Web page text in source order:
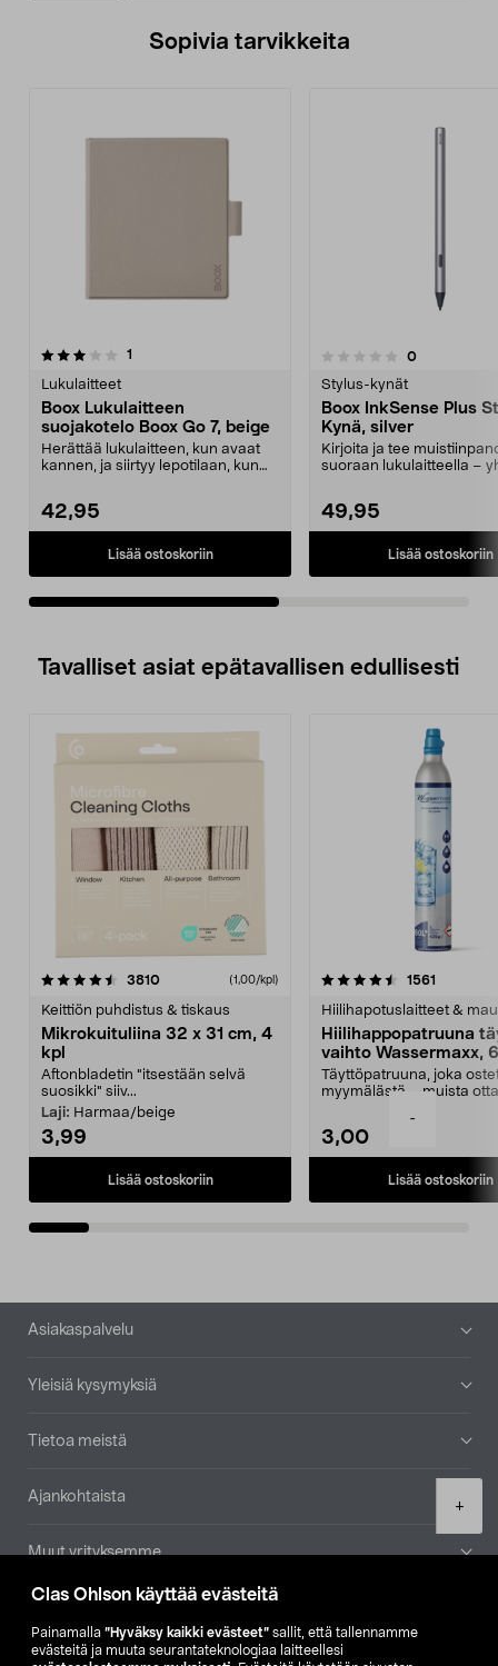
Clas Ohlson käyttää evästeitä
Painamalla ”Hyväksy kaikki evästeet” sallit, että tallennamme
evästeitä ja muuta seurantateknologiaa laitteellesi
-
+
Sopivia tarvikkeita
1
Lukulaitteet
Boox Lukulaitteen
suojakotelo Boox Go 7, beige
Herättää lukulaitteen, kun avaat
kannen, ja siirtyy lepotilaan, kun
42,95
Lisää ostoskoriin
0.0 viidestä
0arvostelut
Stylus-kynät
Boox InkSense Plus
Kynä, silver
Kirjoita ja tee
suoraan lukulaitteella –
49,95
Lisää ostoskoriin
0.0 viidestä
Tavalliset asiat epätavallisen edullisesti
3810arvostelut (1,00/kpl)
Keittiön puhdistus & tiskaus
Mikrokuituliina 32 x 31 cm, 4
kpl
Aftonbladetin "itsestään selvä
suosikki" siiv...
Laji: Harmaa/beige
3,99
Lisää ostoskoriin
4.5viidestä
1561
Hiilihapotuslaitteet &
Hiilihappopatruuna
vaihto Wassermaxx,
Täyttöpatruuna, joka
myymälästä – muista
3,00
Lisää ostoskoriin
4.5viidestä
Alatunniste
Asiakaspalvelu
Yleisiä kysymyksiä
Tietoa meistä
Ajankohtaista
Muut yrityksemme
Etsi myymälä
SE NO FI